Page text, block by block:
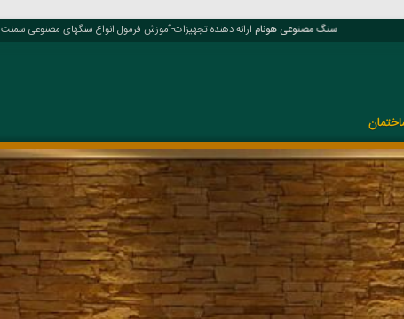
سنگ مصنوعی هونامارائه دهنده تجهیزات-آموزش فرمول انواع سنگهای مصنوعی سمنت